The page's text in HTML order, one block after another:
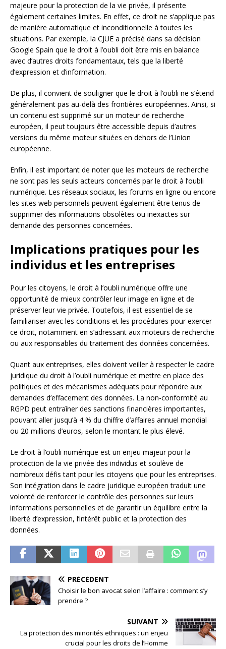
majeure pour la protection de la vie privée, il présente
également certaines limites. En effet, ce droit ne s’applique pas
de manière automatique et inconditionnelle à toutes les
situations. Par exemple, la CJUE a précisé dans sa décision
Google Spain que le droit à l’oubli doit être mis en balance
avec d’autres droits fondamentaux, tels que la liberté
d’expression et d’information.
De plus, il convient de souligner que le droit à l’oubli ne s’étend
généralement pas au-delà des frontières européennes. Ainsi, si
un contenu est supprimé sur un moteur de recherche
européen, il peut toujours être accessible depuis d’autres
versions du même moteur situées en dehors de l’Union
européenne.
Enfin, il est important de noter que les moteurs de recherche
ne sont pas les seuls acteurs concernés par le droit à l’oubli
numérique. Les réseaux sociaux, les forums en ligne ou encore
les sites web personnels peuvent également être tenus de
supprimer des informations obsolètes ou inexactes sur
demande des personnes concernées.
Implications pratiques pour les
individus et les entreprises
Pour les citoyens, le droit à l’oubli numérique offre une
opportunité de mieux contrôler leur image en ligne et de
préserver leur vie privée. Toutefois, il est essentiel de se
familiariser avec les conditions et les procédures pour exercer
ce droit, notamment en s’adressant aux moteurs de recherche
ou aux responsables du traitement des données concernées.
Quant aux entreprises, elles doivent veiller à respecter le cadre
juridique du droit à l’oubli numérique et mettre en place des
politiques et des mécanismes adéquats pour répondre aux
demandes d’effacement des données. La non-conformité au
RGPD peut entraîner des sanctions financières importantes,
pouvant aller jusqu’à 4 % du chiffre d’affaires annuel mondial
ou 20 millions d’euros, selon le montant le plus élevé.
Le droit à l’oubli numérique est un enjeu majeur pour la
protection de la vie privée des individus et soulève de
nombreux défis tant pour les citoyens que pour les entreprises.
Son intégration dans le cadre juridique européen traduit une
volonté de renforcer le contrôle des personnes sur leurs
informations personnelles et de garantir un équilibre entre la
liberté d’expression, l’intérêt public et la protection des
données.
PRÉCÉDENT
Choisir le bon avocat selon l’affaire : comment s’y
prendre ?
SUIVANT
La protection des minorités ethniques : un enjeu
crucial pour les droits de l’Homme